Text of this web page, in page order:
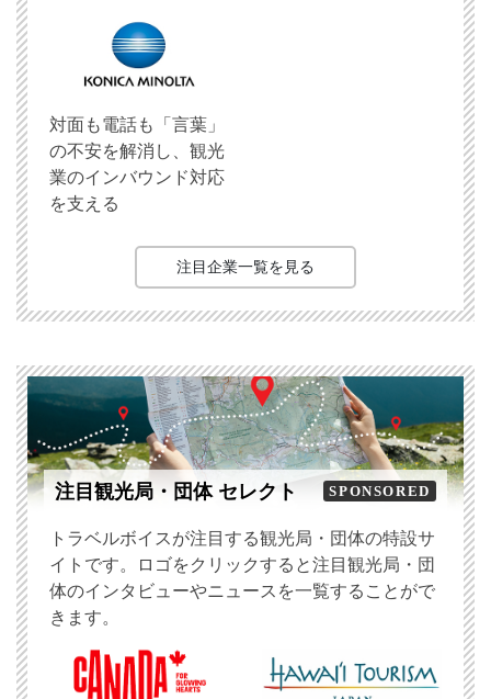
対面も電話も「言葉」
の不安を解消し、観光
業のインバウンド対応
を支える
注目企業一覧を見る
注目観光局・団体 セレクト SPONSORED
トラベルボイスが注目する観光局・団体の特設サ
イトです。ロゴをクリックすると注目観光局・団
体のインタビューやニュースを一覧することがで
きます。